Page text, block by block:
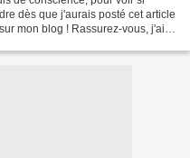
dès que j'aurais posté cet article
mon blog ! Rassurez-vous, j'ai